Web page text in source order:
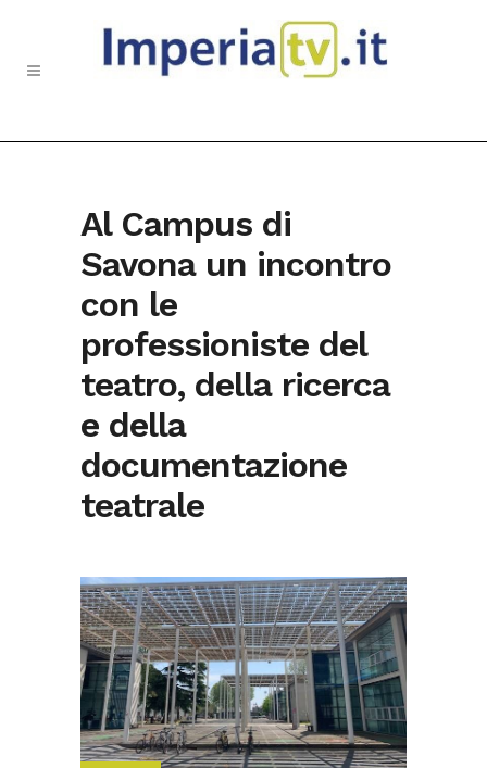
Al Campus di
Savona un incontro
con le
professioniste del
teatro, della ricerca
e della
documentazione
teatrale